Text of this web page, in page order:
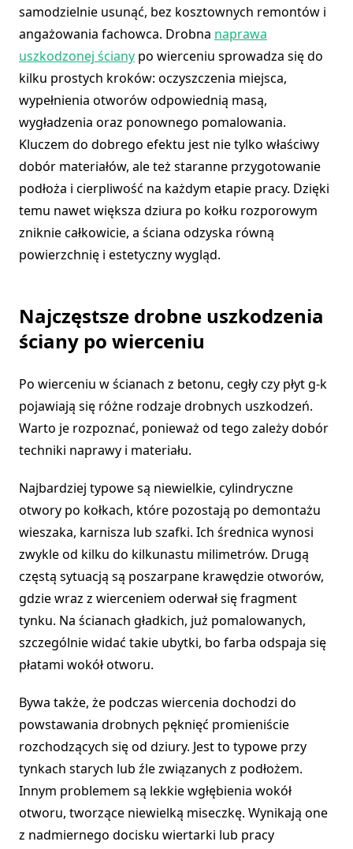
samodzielnie usunąć, bez kosztownych remontów i
angażowania fachowca. Drobna naprawa
uszkodzonej ściany po wierceniu sprowadza się do
kilku prostych kroków: oczyszczenia miejsca,
wypełnienia otworów odpowiednią masą,
wygładzenia oraz ponownego pomalowania.
Kluczem do dobrego efektu jest nie tylko właściwy
dobór materiałów, ale też staranne przygotowanie
podłoża i cierpliwość na każdym etapie pracy. Dzięki
temu nawet większa dziura po kołku rozporowym
zniknie całkowicie, a ściana odzyska równą
powierzchnię i estetyczny wygląd.
Najczęstsze drobne uszkodzenia
ściany po wierceniu
Po wierceniu w ścianach z betonu, cegły czy płyt g-k
pojawiają się różne rodzaje drobnych uszkodzeń.
Warto je rozpoznać, ponieważ od tego zależy dobór
techniki naprawy i materiału.
Najbardziej typowe są niewielkie, cylindryczne
otwory po kołkach, które pozostają po demontażu
wieszaka, karnisza lub szafki. Ich średnica wynosi
zwykle od kilku do kilkunastu milimetrów. Drugą
częstą sytuacją są poszarpane krawędzie otworów,
gdzie wraz z wierceniem oderwał się fragment
tynku. Na ścianach gładkich, już pomalowanych,
szczególnie widać takie ubytki, bo farba odspaja się
płatami wokół otworu.
Bywa także, że podczas wiercenia dochodzi do
powstawania drobnych pęknięć promieniście
rozchodzących się od dziury. Jest to typowe przy
tynkach starych lub źle związanych z podłożem.
Innym problemem są lekkie wgłębienia wokół
otworu, tworzące niewielką miseczkę. Wynikają one
z nadmiernego docisku wiertarki lub pracy